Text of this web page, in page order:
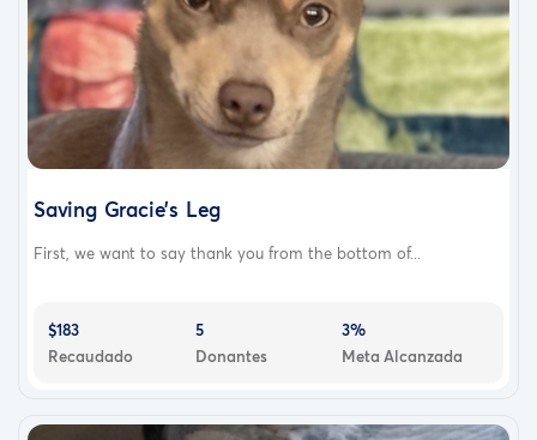
Saving Gracie’s Leg
First, we want to say thank you from the bottom of...
$183
Recaudado
5
Donantes
3%
Meta Alcanzada